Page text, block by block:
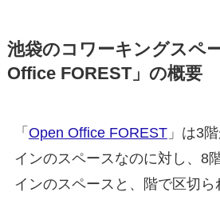
池袋のコワーキングスペ
Office FOREST」の概要
「 Open Office FOREST」は3
インのスペースなのに対し、8
インのスペースと、階で区切